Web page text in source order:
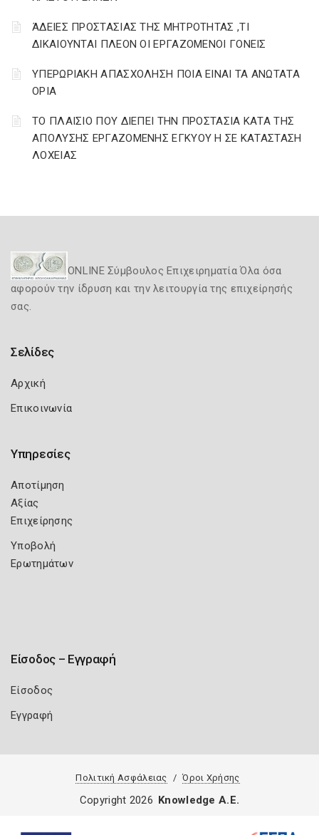
ΆΔΕΙΕΣ ΠΡΟΣΤΑΣΙΑΣ ΤΗΣ ΜΗΤΡΟΤΗΤΑΣ ,ΤΙ
ΔΙΚΑΙΟΥΝΤΑΙ ΠΛΕΟΝ ΟΙ ΕΡΓΑΖΟΜΕΝΟΙ ΓΟΝΕΙΣ
ΥΠΕΡΩΡΙΑΚΗ ΑΠΑΣΧΟΛΗΣΗ ΠΟΙΑ ΕΙΝΑΙ ΤΑ ΑΝΩΤΑΤΑ
ΟΡΙΑ
ΤΟ ΠΛΑΙΣΙΟ ΠΟΥ ΔΙΕΠΕΙ ΤΗΝ ΠΡΟΣΤΑΣΙΑ ΚΑΤΑ ΤΗΣ
ΑΠΟΛΥΣΗΣ ΕΡΓΑΖΟΜΕΝΗΣ ΕΓΚΥΟΥ Η ΣΕ ΚΑΤΑΣΤΑΣΗ
ΛΟΧΕΙΑΣ
ONLINE Σύμβουλος Επιχειρηματία Όλα όσα
αφορούν την ίδρυση και την λειτουργία της επιχείρησής
σας.
Σελίδες
Αρχική
Επικοινωνία
Υπηρεσίες
Αποτίμηση
Αξίας
Επιχείρησης
Υποβολή
Ερωτημάτων
Είσοδος – Εγγραφή
Είσοδος
Εγγραφή
Πολιτική Ασφάλειας Όροι Χρήσης
Copyright 2026 Knowledge A.E.